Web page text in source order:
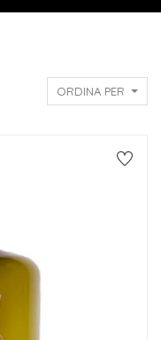
ORDINA PER